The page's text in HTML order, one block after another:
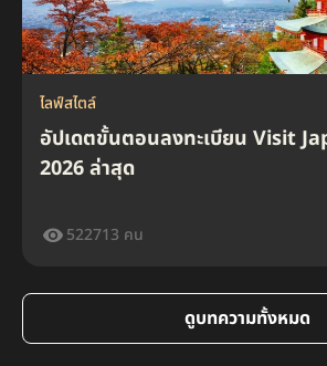
ไลฟ์สไตล์
อัปเดตขั้นตอนลงทะเบียน Visit
2026 ล่าสุด
522713 คน
รวมลิสต์ 15 ร้านดินเนอร์ กทม. สำหรับคู่รั
ระยะเวลารอคอยประกันสุขภาพคืออะไร โร
ดูบทความทั้งหมด